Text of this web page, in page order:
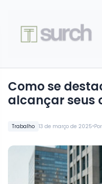
Trabalho 13 de março de 2025•Por
Como se
alcançar seus